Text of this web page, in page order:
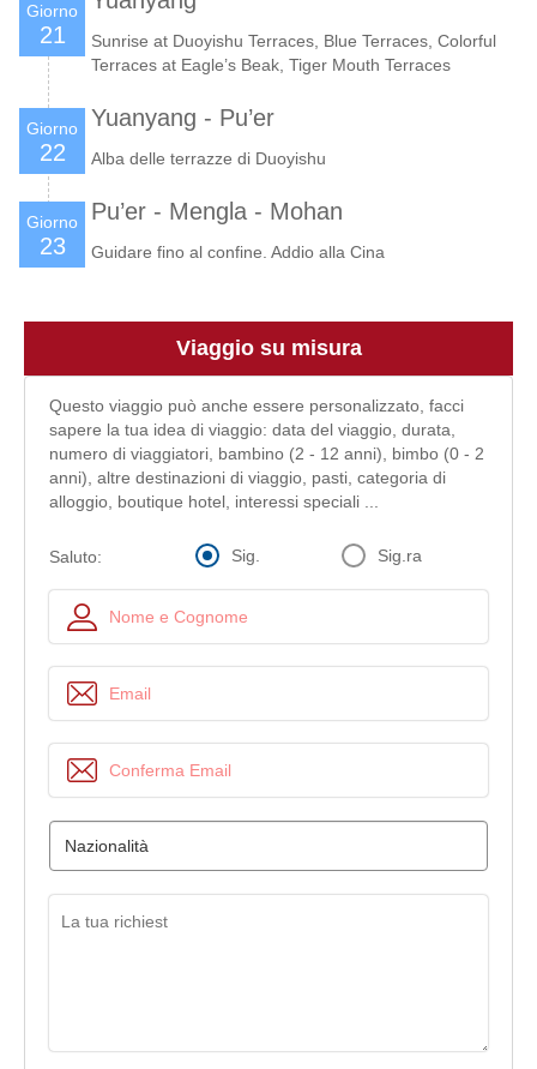
Giorno
21
Sunrise at Duoyishu Terraces, Blue Terraces, Colorful
Terraces at Eagle’s Beak, Tiger Mouth Terraces
Giorno
22
Yuanyang - Pu’er
Alba delle terrazze di Duoyishu
Giorno
23
Pu’er - Mengla - Mohan
Guidare fino al confine. Addio alla Cina
Viaggio su misura
Questo viaggio può anche essere personalizzato, facci
sapere la tua idea di viaggio: data del viaggio, durata,
numero di viaggiatori, bambino (2 - 12 anni), bimbo (0 - 2
anni), altre destinazioni di viaggio, pasti, categoria di
alloggio, boutique hotel, interessi speciali ...
Saluto: Sig. Sig.ra